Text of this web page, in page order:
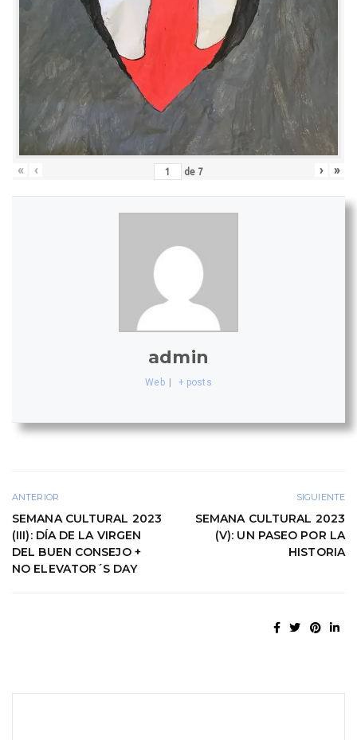
« ‹ de 7 › »
admin
Web + posts
ANTERIOR
SEMANA CULTURAL 2023
(III): DÍA DE LA VIRGEN
DEL BUEN CONSEJO +
NO ELEVATOR´S DAY
SIGUIENTE
SEMANA CULTURAL 2023
(V): UN PASEO POR LA
HISTORIA